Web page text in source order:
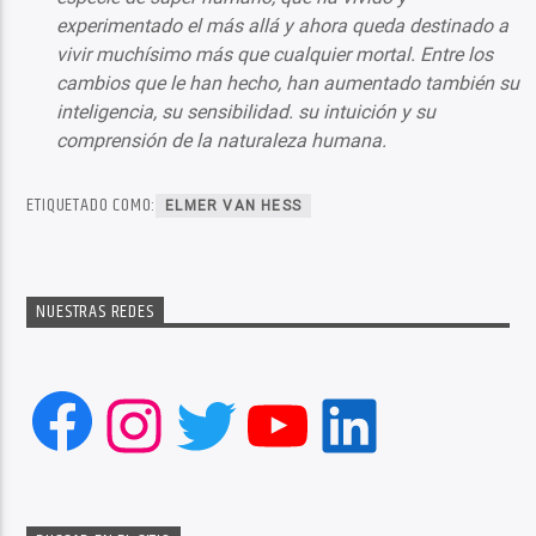
experimentado el más allá y ahora queda destinado a
vivir muchísimo más que cualquier mortal. Entre los
cambios que le han hecho, han aumentado también su
inteligencia, su sensibilidad. su intuición y su
comprensión de la naturaleza humana.
ETIQUETADO COMO: ELMER VAN HESS
NUESTRAS REDES
Facebook
Instagram
Twitter
YouTube
LinkedIn